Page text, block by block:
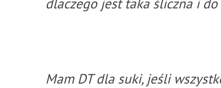
Mam DT dla suki, jeśli